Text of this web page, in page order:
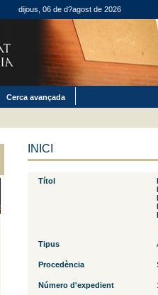
dijous, 06 de d?agost de 2026
Cerca avançada
INICI
Títol
Tipus
Procedència
Número d'expedient